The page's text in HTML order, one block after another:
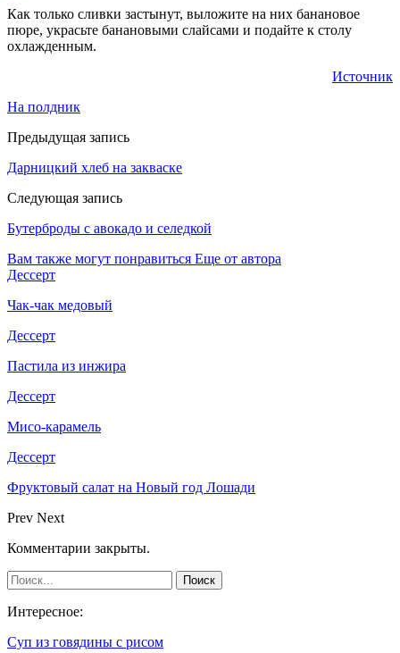
Как только сливки застынут, выложите на них банановое
пюре, украсьте банановыми слайсами и подайте к столу
охлажденным.
Источник
На полдник
Предыдущая запись
Дарницкий хлеб на закваске
Следующая запись
Бутерброды с авокадо и селедкой
Вам также могут понравиться Еще от автора
Дессерт
Чак-чак медовый
Дессерт
Пастила из инжира
Дессерт
Мисо-карамель
Дессерт
Фруктовый салат на Новый год Лошади
Prev Next
Комментарии закрыты.
Интересное:
Суп из говядины с рисом